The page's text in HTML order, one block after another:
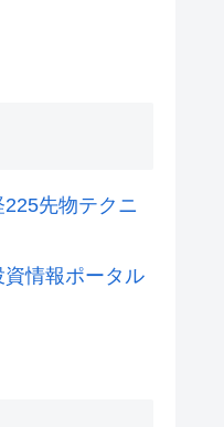
先物テクニ
情報ポータル